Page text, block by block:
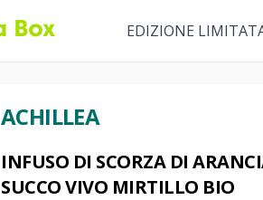
EDIZIONE
ACHILLEA
INFUSO DI SCORZA DI
SUCCO VIVO MIRTILLO BIO